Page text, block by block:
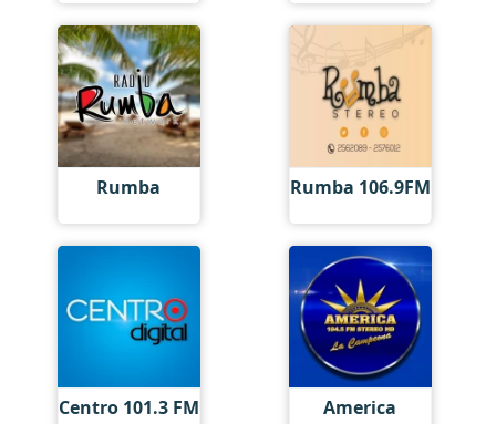
Rumba Rumba 106.9FM
Centro 101.3 FM America